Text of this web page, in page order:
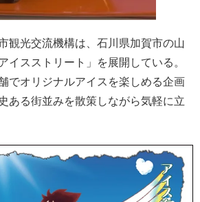
観光交流機構は、石川県加賀市の山
イスストリート」を展開している。
でオリジナルアイスを楽しめる企画
ある街並みを散策しながら気軽に立